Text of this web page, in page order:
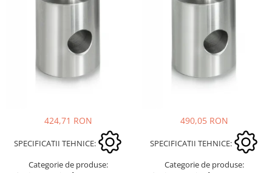
424,71 RON
SPECIFICATII TEHNICE:
Categorie de produse:
490,05 RON
SPECIFICATII TEHNICE:
Categorie de produse: